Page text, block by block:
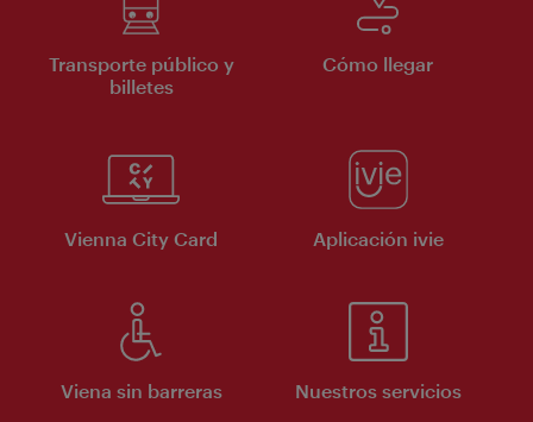
Transporte público y
billetes
Cómo llegar
Vienna City Card Aplicación ivie
Viena sin barreras Nuestros servicios